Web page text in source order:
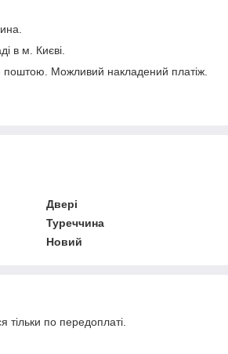
в м. Києві.
Можливий накладений платіж.
Двері
Туреччина
Новий
тільки по передоплаті.